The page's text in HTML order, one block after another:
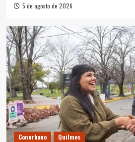
5 de agosto de 2026
Conurbano Quilmes